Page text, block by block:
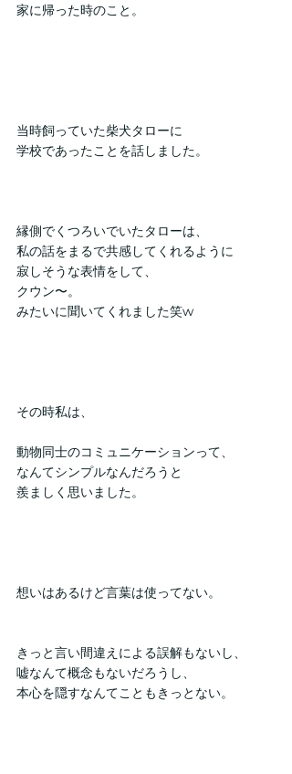
家に帰った時のこと。
当時飼っていた柴犬タローに
学校であったことを話しました。
縁側でくつろいでいたタローは、
私の話をまるで共感してくれるように
寂しそうな表情をして、
クウン〜。
みたいに聞いてくれました笑w
その時私は、
動物同士のコミュニケーションって、
なんてシンプルなんだろうと
羨ましく思いました。
想いはあるけど言葉は使ってない。
きっと言い間違えによる誤解もないし、
嘘なんて概念もないだろうし、
本心を隠すなんてこともきっとない。